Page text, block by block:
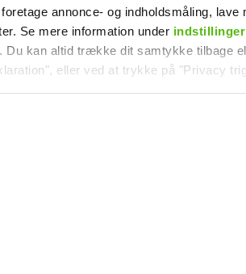
annonce- og indholdsmåling, lave
Se mere information under indstillinger
Du kan altid trække dit samtykke tilbage
eller ved at trykke på "Privacy
cookies og cookies fra tredjeparter til at
og huske dine præferencer samt til brug
om skelsættende